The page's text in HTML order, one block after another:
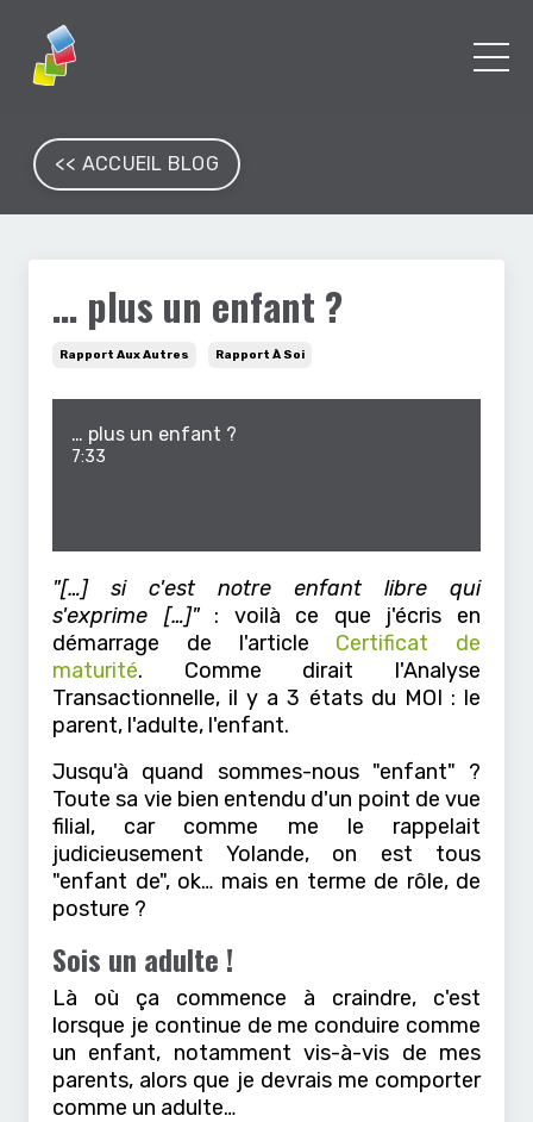
<< ACCUEIL BLOG
… plus un enfant ?
Rapport Aux Autres Rapport À Soi
… plus un enfant ?
7:33
"[…] si c'est notre enfant libre qui
s'exprime […]": voilà ce que j'écris en
démarrage de l'article Certificat de
maturité. Comme dirait l'Analyse
Transactionnelle, il y a 3 états du MOI : le
parent, l'adulte, l'enfant.
Jusqu'à quand sommes-nous "enfant" ?
Toute sa vie bien entendu d'un point de vue
filial, car comme me le rappelait
judicieusement Yolande, on est tous
"enfant de", ok… mais en terme de rôle, de
posture ?
Sois un adulte !
Là où ça commence à craindre, c'est
lorsque je continue de me conduire comme
un enfant, notamment vis-à-vis de mes
parents, alors que je devrais me comporter
comme un adulte…